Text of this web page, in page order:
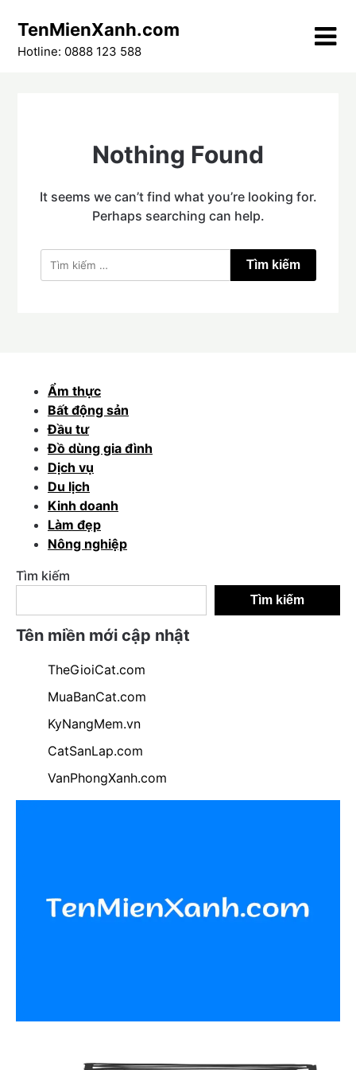
content
TenMienXanh.com
Hotline: 0888 123 588
Nothing Found
It seems we can’t find what you’re looking for.
Perhaps searching can help.
Tìm
kiếm
Ẩm thực
Bất động sản
Đầu tư
Đồ dùng gia đình
Dịch vụ
Du lịch
Kinh doanh
Làm đẹp
Nông nghiệp
Tìm kiếm
Tìm kiếm
Tên miền mới cập nhật
TheGioiCat.com
MuaBanCat.com
KyNangMem.vn
CatSanLap.com
VanPhongXanh.com